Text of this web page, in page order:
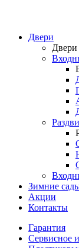
Двери
Двери
Зимние
Акции
Контакты
Гарантия
Cервисное